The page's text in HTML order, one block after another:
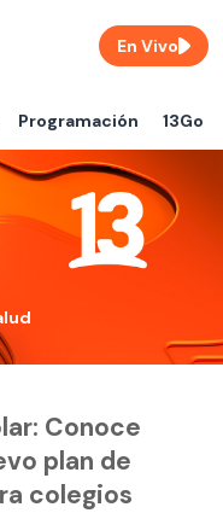
Programación 13Go
En Vivo
Conoce
plan de
colegios